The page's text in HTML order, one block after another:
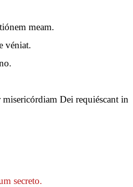
meam.
véniat.
Dei requiéscant in
secreto.